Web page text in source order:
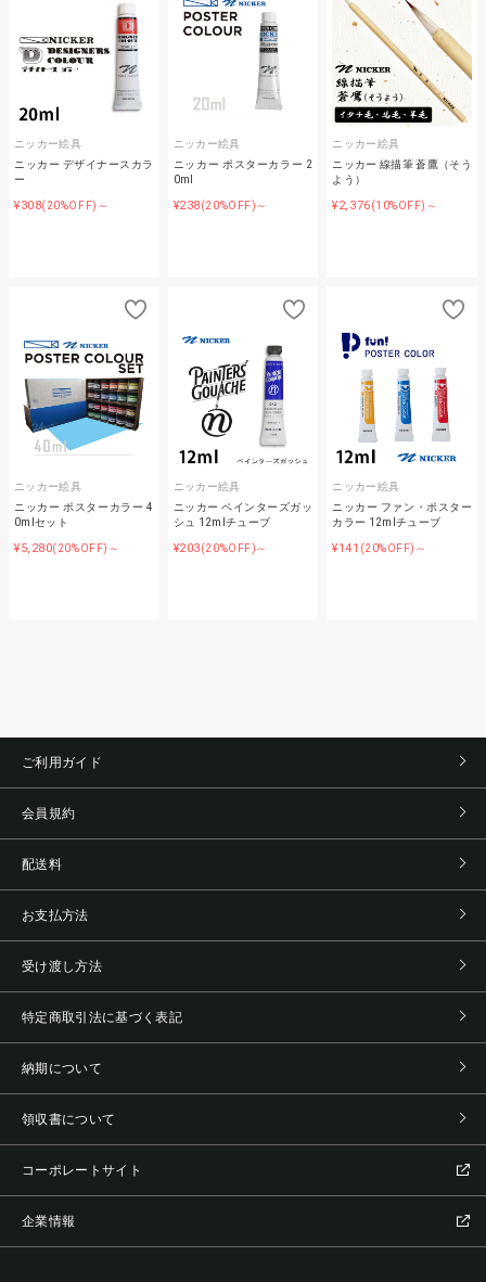
ニッカー絵具
ニッカー デザイナースカラ
ー
¥308(20%OFF)～
ニッカー絵具
ニッカー ポスターカラー 2
0ml
¥238(20%OFF)～
ニッカー絵具
ニッカー 線描筆 蒼鷹（そう
よう）
¥2,376(10%OFF)～
ニッカー絵具
ニッカー ポスターカラー 4
0mlセット
¥5,280(20%OFF)～
ニッカー絵具
ニッカー ペインターズガッ
シュ 12mlチューブ
¥203(20%OFF)～
ニッカー絵具
ニッカー ファン・ポスター
カラー 12mlチューブ
¥141 (20%OFF)～
ご利用ガイド
会員規約
配送料
お支払方法
受け渡し方法
特定商取引法に基づく表記
納期について
領収書について
コーポレートサイト
企業情報